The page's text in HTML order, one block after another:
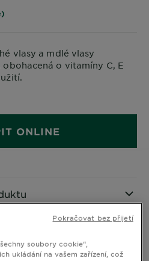
vlasy a mdlé vlasy
o vitamíny C, E
ONLINE
soubory cookie“,
ukládání na vašem zařízení, což
Pokračovat bez přijetí